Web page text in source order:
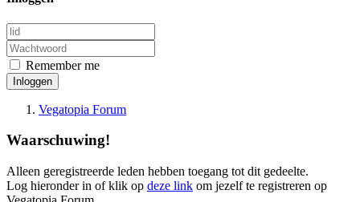
Remember me
Inloggen
Vegatopia Forum
Waarschuwing!
Alleen geregistreerde leden hebben toegang tot dit gedeelte.
Log hieronder in of klik op deze link om jezelf te registreren op